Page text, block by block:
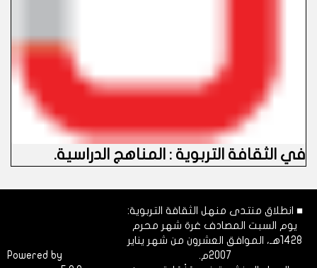
في الثقافة التربوية : المناهج الدراسية.
■ انطلاق منتدى منهل الثقافة التربوية:
يوم السبت المصادف غرة شهر محرم
1428هـ، الموافق العشرون من شهر يناير
2007م.
Powered by